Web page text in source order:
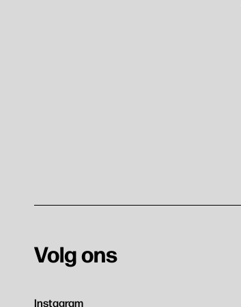
Volg ons
Instagram